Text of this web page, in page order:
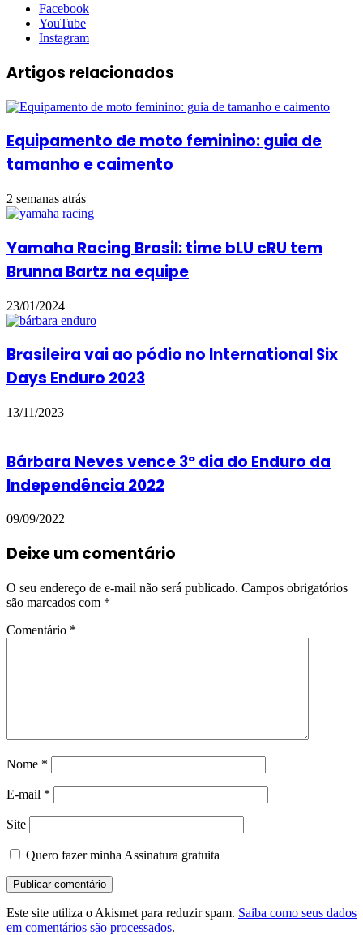
Facebook
YouTube
Instagram
Artigos relacionados
Equipamento de moto feminino: guia de
tamanho e caimento
2 semanas atrás
Yamaha Racing Brasil: time bLU cRU tem
Brunna Bartz na equipe
23/01/2024
Brasileira vai ao pódio no International Six
Days Enduro 2023
13/11/2023
Bárbara Neves vence 3º dia do Enduro da
Independência 2022
09/09/2022
Deixe um comentário
O seu endereço de e-mail não será publicado. Campos obrigatórios
são marcados com *
Comentário *
Nome *
E-mail *
Site
Quero fazer minha Assinatura gratuita
Este site utiliza o Akismet para reduzir spam. Saiba como seus dados
em comentários são processados.